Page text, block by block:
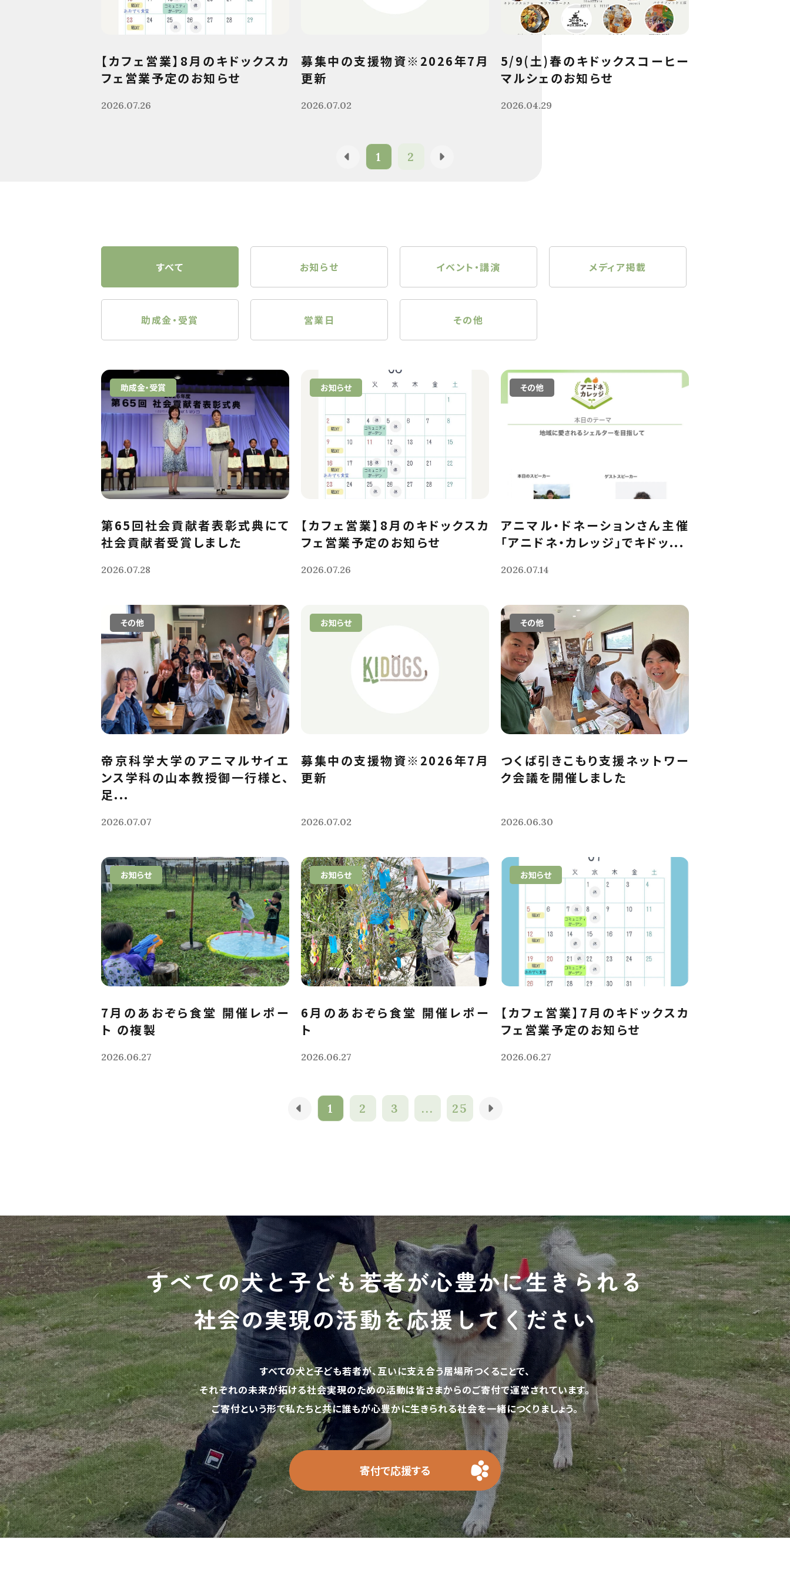
【カフェ営業】8月のキドックスカ
フェ営業予定のお知らせ
2026.07.26
募集中の支援物資※2026年7月
更新
2026.07.02
5/9(土)春のキドックスコーヒー
マルシェのお知らせ
2026.04.29
1 2
すべて お知らせ イベント・講演 メディア掲載
助成金・受賞 営業日 その他
助成金・受賞
第65回社会貢献者表彰式典にて
社会貢献者受賞しました
2026.07.28
お知らせ
【カフェ営業】8月のキドックスカ
フェ営業予定のお知らせ
2026.07.26
その他
アニマル・ドネーションさん主催
「アニドネ・カレッジ」でキドッ...
2026.07.14
その他
帝京科学大学のアニマルサイエ
ンス学科の山本教授御一行様と、
足...
2026.07.07
お知らせ
募集中の支援物資※2026年7月
更新
2026.07.02
その他
つくば引きこもり支援ネットワー
ク会議を開催しました
2026.06.30
お知らせ
7月のあおぞら食堂 開催レポー
ト の複製
2026.06.27
お知らせ
6月のあおぞら食堂 開催レポー
ト
2026.06.27
お知らせ
【カフェ営業】7月のキドックスカ
フェ営業予定のお知らせ
2026.06.27
1 2 3 ... 25
すべての犬と子ども若者が心豊かに生きられる
社会の実現の活動を応援してください
すべての犬と子ども若者が、互いに支え合う居場所つくることで、
それぞれの未来が拓ける社会実現のための活動は皆さまからのご寄付で運営されています。
ご寄付という形で私たちと共に誰もが心豊かに生きられる社会を一緒につくりましょう。
寄付で応援する